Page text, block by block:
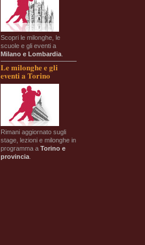
Scopri le milonghe, le
scuole e gli eventi a
Milano e Lombardia
Le milonghe e gli
eventi a Torino
Rimani aggiornato sugli
stage, lezioni e milonghe in
programma a Torino e
provincia